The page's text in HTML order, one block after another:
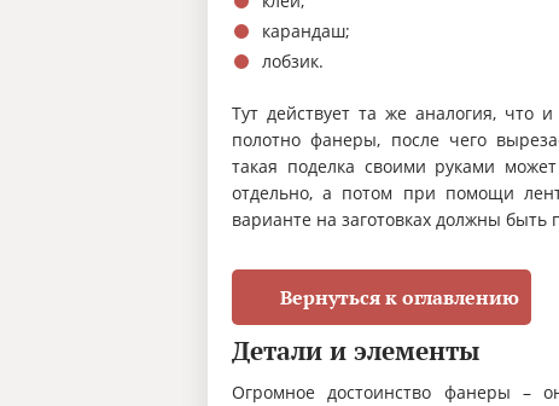
карандаш;
лобзик.
Тут действует та же аналогия, что
полотно фанеры, после чего
такая поделка своими руками
отдельно, а потом при помощи
варианте на заготовках должны
Вернуться к оглавлению
Детали и элементы
Огромное достоинство фанеры –